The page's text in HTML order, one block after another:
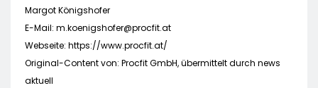
Margot Königshofer
E-Mail: m.koenigshofer@procfit.at
Webseite: https://www.procfit.at/
Original-Content von: Procfit GmbH, übermittelt durch news
aktuell